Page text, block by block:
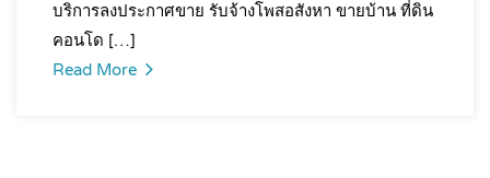
บริการลงประกาศขาย รับจ้างโพสอสังหา ขายบ้าน ที่ดิน
คอนโด […]
Read More